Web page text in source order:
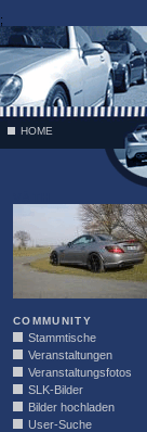
;
HOME
COMMUNITY
Stammtische
Veranstaltungen
Veranstaltungsfotos
SLK-Bilder
Bilder hochladen
User-Suche